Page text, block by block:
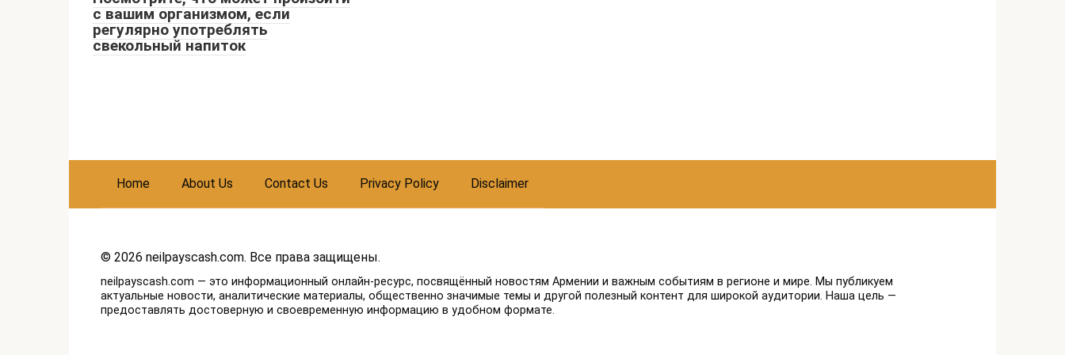
с вашим организмом, если
регулярно употреблять
свекольный напиток
Home About Us Contact Us Privacy Policy Disclaimer
© 2026 neilpayscash.com. Все права защищены.
neilpayscash.com — это информационный онлайн-ресурс, посвящённый новостям Армении и важным событиям в регионе и мире. Мы публикуем
актуальные новости, аналитические материалы, общественно значимые темы и другой полезный контент для широкой аудитории. Наша цель —
предоставлять достоверную и своевременную информацию в удобном формате.